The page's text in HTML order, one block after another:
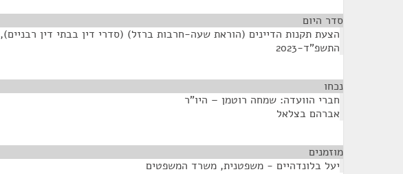
סדר היום
הצעת תקנות הדיינים (הוראת שעה-חרבות ברזל) (סדרי דין בבתי דין רבניים),
התשפ"ד-2023
נכחו
חברי הוועדה: שמחה רוטמן – היו"ר
אברהם בצלאל
מוזמנים
יעל בלונדהיים - משפטנית, משרד המשפטים